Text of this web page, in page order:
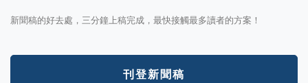
新聞稿的好去處，三分鐘上稿完成，最快接觸最多讀者的方案！
刊登新聞稿